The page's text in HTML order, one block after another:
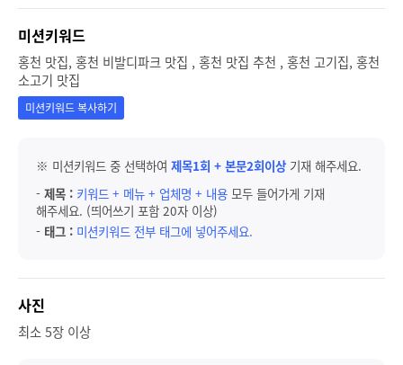
미션키워드
홍천 맛집, 홍천 비발디파크 맛집 , 홍천 맛집 추천 , 홍천 고기집, 홍천
소고기 맛집
미션키워드 복사하기
※ 미션키워드 중 선택하여 제목1회 + 본문2회이상 기재 해주세요.
- 제목 : 키워드 + 메뉴 + 업체명 + 내용 모두 들어가게 기재
해주세요. (띄어쓰기 포함 20자 이상)
- 태그 : 미션키워드 전부 태그에 넣어주세요.
사진
최소 5장 이상